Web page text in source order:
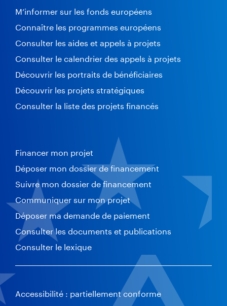
M’informer sur les fonds européens
Connaître les programmes européens
Consulter les aides et appels à projets
Consulter le calendrier des appels à projets
Découvrir les portraits de bénéficiaires
Découvrir les projets stratégiques
Consulter la liste des projets financés
Financer mon projet
Déposer mon dossier de financement
Suivre mon dossier de financement
Communiquer sur mon projet
Déposer ma demande de paiement
Consulter les documents et publications
Consulter le lexique
Accessibilité : partiellement conforme